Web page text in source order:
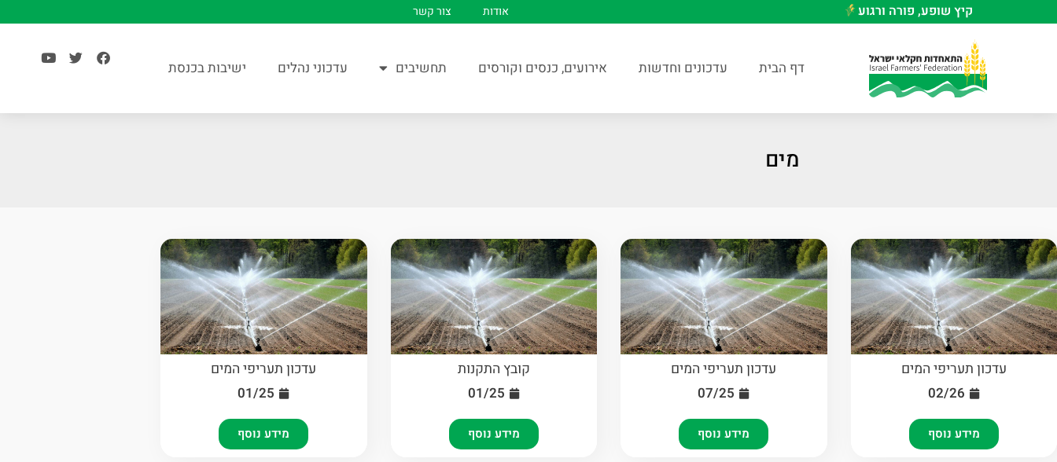
קיץ שופע, פורה ורגוע אודות צור קשר
דף הבית עדכונים וחדשות אירועים, כנסים וקורסים תחשיבים עדכוני נהלים ישיבות בכנסת
מים
עדכון תעריפי המים
02/26
מידע נוסף
עדכון תעריפי המים
07/25
מידע נוסף
קובץ התקנות
01/25
מידע נוסף
עדכון תעריפי המים
01/25
מידע נוסף